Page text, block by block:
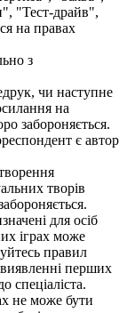
"Тест-драйв",
на правах
з
чи наступне
на
забороняється.
є автор
творів
для осіб
іграх може
правил
перших
спеціаліста.
не може бути